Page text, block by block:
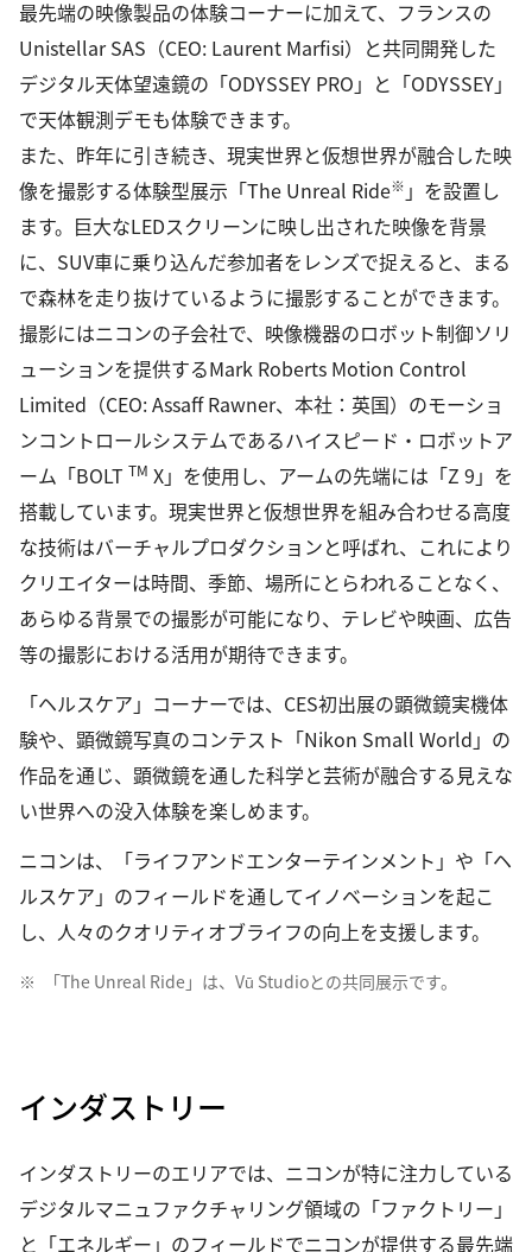
最先端の映像製品の体験コーナーに加えて、フランスの
Unistellar SAS（CEO: Laurent Marfisi）と共同開発した
デジタル天体望遠鏡の「ODYSSEY PRO」と「ODYSSEY」
で天体観測デモも体験できます。
また、昨年に引き続き、現実世界と仮想世界が融合した映
像を撮影する体験型展示「The Unreal Ride※ 」を設置し
ます。巨大なLEDスクリーンに映し出された映像を背景
に、SUV車に乗り込んだ参加者をレンズで捉えると、まる
で森林を走り抜けているように撮影することができます。
撮影にはニコンの子会社で、映像機器のロボット制御ソリ
ューションを提供するMark Roberts Motion Control
Limited（CEO: Assaff Rawner、本社：英国）のモーショ
ンコントロールシステムであるハイスピード・ロボットア
ーム「BOLT TM X」を使用し、アームの先端には「Z 9」を
搭載しています。現実世界と仮想世界を組み合わせる高度
な技術はバーチャルプロダクションと呼ばれ、これにより
クリエイターは時間、季節、場所にとらわれることなく、
あらゆる背景での撮影が可能になり、テレビや映画、広告
等の撮影における活用が期待できます。
「ヘルスケア」コーナーでは、CES初出展の顕微鏡実機体
験や、顕微鏡写真のコンテスト「Nikon Small World」の
作品を通じ、顕微鏡を通した科学と芸術が融合する見えな
い世界への没入体験を楽しめます。
ニコンは、「ライフアンドエンターテインメント」や「ヘ
ルスケア」のフィールドを通してイノベーションを起こ
し、人々のクオリティオブライフの向上を支援します。
※ 「The Unreal Ride」は、Vū Studioとの共同展示です。
インダストリー
インダストリーのエリアでは、ニコンが特に注力している
デジタルマニュファクチャリング領域の「ファクトリー」
と「エネルギー」のフィールドでニコンが提供する最先端